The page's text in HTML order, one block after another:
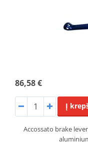
86,58 €
Į
Accossato brake